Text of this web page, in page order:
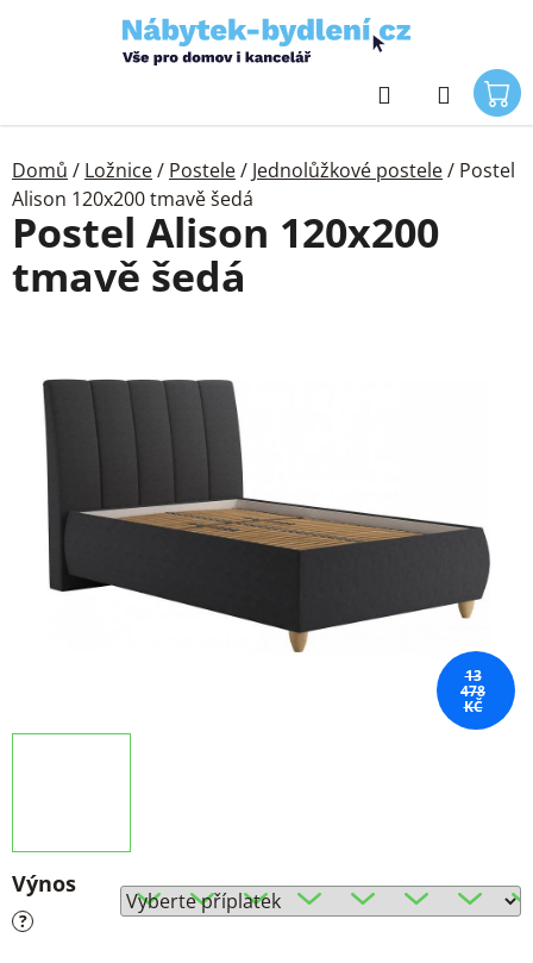
Hledat
Domů / Ložnice/ Postele/ Jednolůžkové postele/ Postel
Alison 120x200 tmavě šedá
Výnos
?
Postel Alison 120x200
tmavě šedá
13
478
KČ